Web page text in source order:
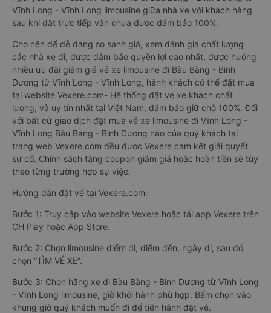
Vĩnh Long - Vĩnh Long limousine giữa nhà xe với khách hàng
sau khi đặt trực tiếp vẫn chưa được đảm bảo 100%.
Cho nên để dễ dàng so sánh giá, xem đánh giá chất lượng
các nhà xe đi, được đảm bảo quyền lợi cao nhất, được hưởng
nhiều ưu đãi giảm giá vé xe limousine đi Bàu Bàng - Bình
Dương từ Vĩnh Long - Vĩnh Long, hành khách có thể đặt mua
tại website Vexere.com- Hệ thống đặt vé xe khách chất
lượng, và uy tín nhất tại Việt Nam, đảm bảo giữ chỗ 100%. Đối
với bất cứ giao dịch đặt mua vé xe limousine đi Vĩnh Long -
Vĩnh Long Bàu Bàng - Bình Dương nào của quý khách tại
trang web Vexere.com đều được Vexere cam kết giải quyết
sự cố. Chính sách tặng coupon giảm giá hoặc hoàn tiền sẽ tùy
theo từng trường hợp sự việc.
Hướng dẫn đặt vé tại Vexere.com:
Bước 1: Truy cập vào website Vexere hoặc tải app Vexere trên
CH Play hoặc App Store.
Bước 2: Chọn limousine điểm đi, điểm đến, ngày đi, sau đó
chọn “TÌM VÉ XE”.
Bước 3: Chọn hãng xe đi Bàu Bàng - Bình Dương từ Vĩnh Long
- Vĩnh Long limousine, giờ khởi hành phù hợp. Bấm chọn vào
khung giờ quý khách muốn đi để tiến hành đặt vé.